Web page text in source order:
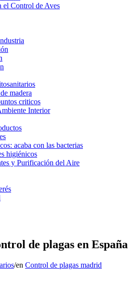
el Control de Aves
madera
criticos
Interior
acaba con las bacterias
higiénicos
y Purificación del Aire
de plagas en España
/en Control de plagas madrid